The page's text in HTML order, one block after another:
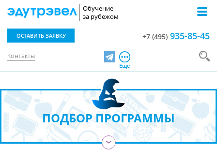
Обучение
за рубежом
Контакты
ОСТАВИТЬ ЗАЯВКУ +7 (495) 935-85-45
TelegramЕщё
ПОДБОР ПРОГРАММЫ
›